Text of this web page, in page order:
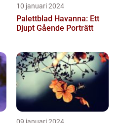
10 januari 2024
Palettblad Havanna: Ett
Djupt Gående Porträtt